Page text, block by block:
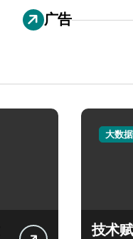
广告
大数据
技术